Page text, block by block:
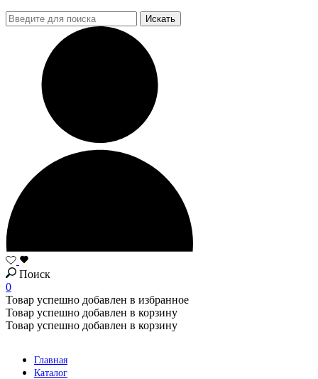
Поиск
0
Товар успешно добавлен в избранное
Товар успешно добавлен в корзину
Товар успешно добавлен в корзину
Главная
Каталог